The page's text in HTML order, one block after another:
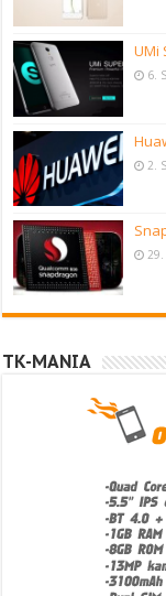
UMi
6.
2.
TK-MANIA